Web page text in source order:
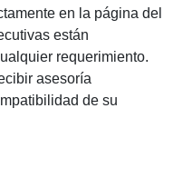
en la página del
están
requerimiento.
asesoría
de su